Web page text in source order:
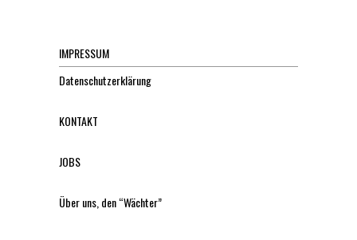
IMPRESSUM
Datenschutzerklärung
KONTAKT
JOBS
Über uns, den “Wächter”